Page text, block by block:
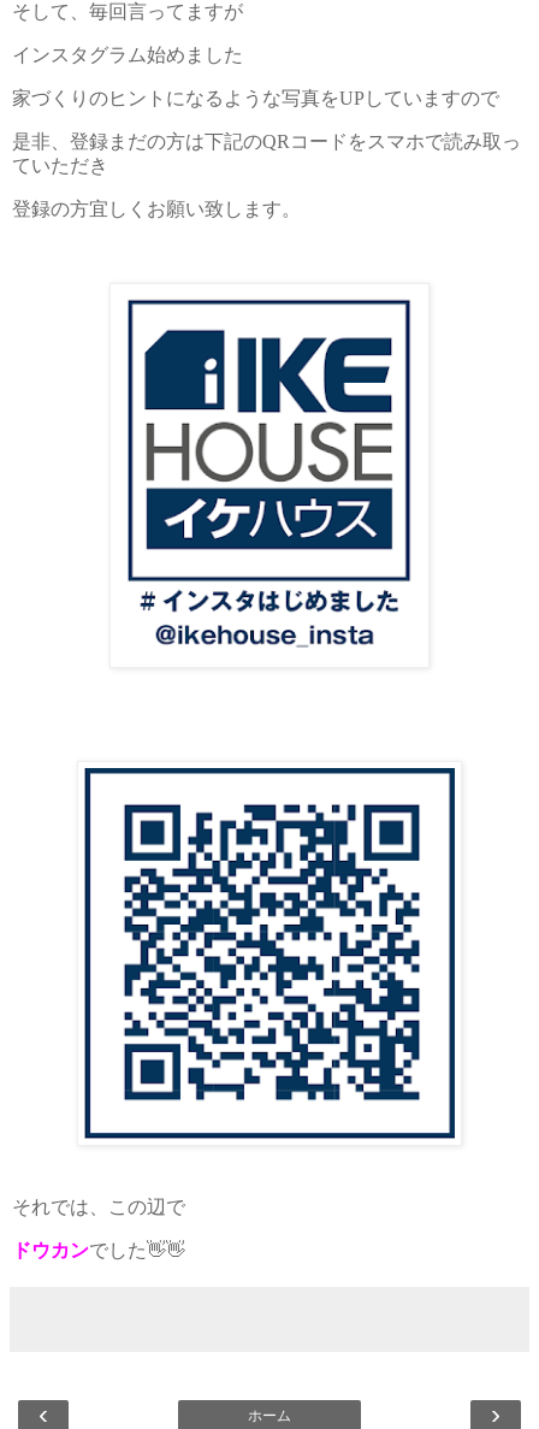
そして、毎回言ってますが
インスタグラム始めました
家づくりのヒントになるような写真をUPしていますので
是非、登録まだの方は下記のQR コードをスマホで読み取っ
ていただき
登録の方宜しくお願い致します。
それでは、この辺で
ドウカンでした👋👋
‹ ›
ホーム